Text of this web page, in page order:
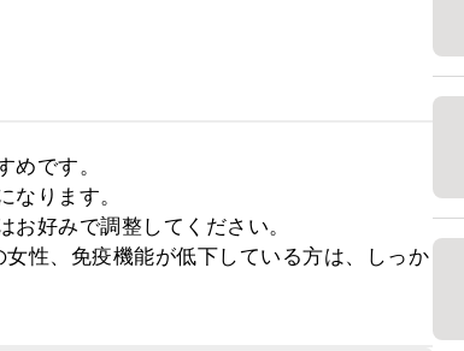
めです。
なります。
好みで調整してください。
性、免疫機能が低下している方は、しっか